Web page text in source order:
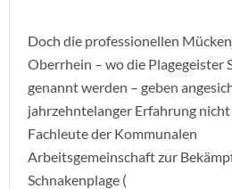
Doch die professionellen
Oberrhein – wo die Plagegeister
genannt werden – geben
jahrzehntelanger Erfahrung nicht
Fachleute der Kommunalen
Arbeitsgemeinschaft zur
Schnakenplage (